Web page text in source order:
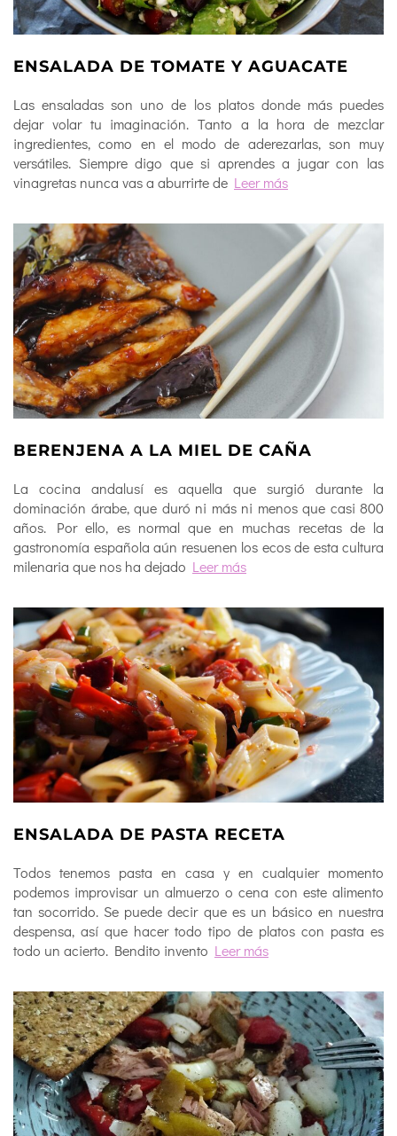
ENSALADA DE TOMATE Y AGUACATE
Las ensaladas son uno de los platos donde más puedes
dejar volar tu imaginación. Tanto a la hora de mezclar
ingredientes, como en el modo de aderezarlas, son muy
versátiles. Siempre digo que si aprendes a jugar con las
vinagretas nunca vas a aburrirte de Leer más
BERENJENA A LA MIEL DE CAÑA
La cocina andalusí es aquella que surgió durante la
dominación árabe, que duró ni más ni menos que casi 800
años. Por ello, es normal que en muchas recetas de la
gastronomía española aún resuenen los ecos de esta cultura
milenaria que nos ha dejado Leer más
ENSALADA DE PASTA RECETA
Todos tenemos pasta en casa y en cualquier momento
podemos improvisar un almuerzo o cena con este alimento
tan socorrido. Se puede decir que es un básico en nuestra
despensa, así que hacer todo tipo de platos con pasta es
todo un acierto. Bendito invento Leer más